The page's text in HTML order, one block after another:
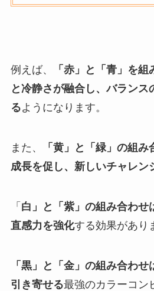
例えば、
「赤」と「青」を
と冷静さが融合し、バランス
るようになります。
また、
「黄」と「緑」の組
成長を促し、新しいチャレン
「 白」と「紫」の組み合わせ
直感力を強化する効果があり
「黒」と「金」の組み合わ
引き寄せる最強のカラーコン